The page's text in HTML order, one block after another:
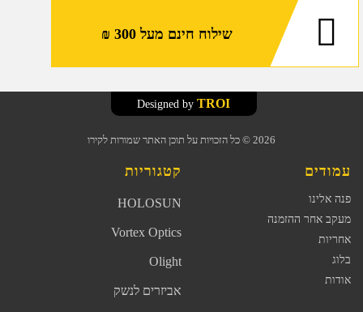
-
וציין
שילוח חינם מעל 300 ₪
2026 © כל הזכויות על תוכן האתר שמורות לקירו
TROI
עמודים
פנה אלינו
מעקב אחר ההזמנה
אחריות
בלוג
אודות
קטגוריות
HOLOSUN
Vortex Optics
Olight
אביזרים לנשק